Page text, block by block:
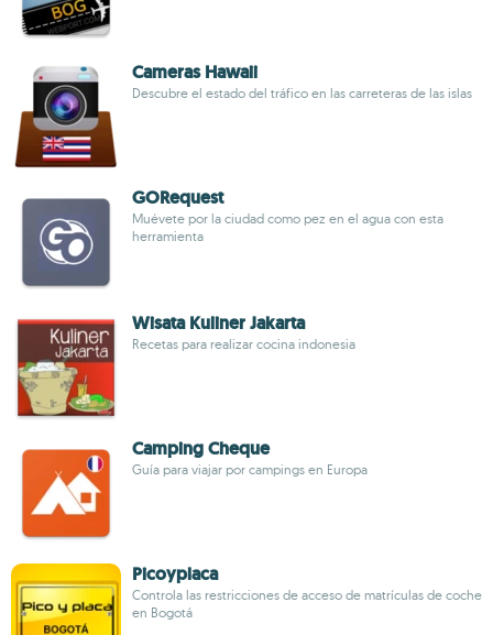
Cameras Hawaii
Descubre el estado del tráfico en las carreteras de las islas
GORequest
Muévete por la ciudad como pez en el agua con esta
herramienta
Wisata Kuliner Jakarta
Recetas para realizar cocina indonesia
Camping Cheque
Guía para viajar por campings en Europa
Picoyplaca
Controla las restricciones de acceso de matrículas de coche
en Bogotá